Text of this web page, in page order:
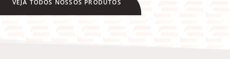
VEJA TODOS NOSSOS PRODUTOS